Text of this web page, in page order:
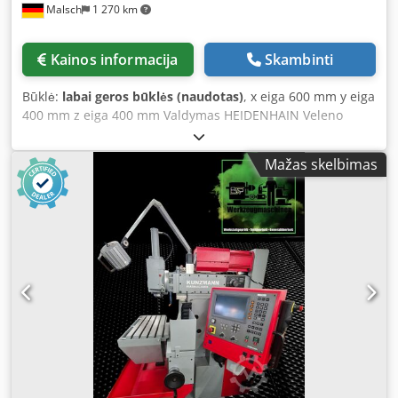
Malsch 1 270 km
Kainos informacija Skambinti
Būklė: labai geros būklės (naudotas), x eiga 600 mm y eiga
400 mm z eiga 400 mm Valdymas HEIDENHAIN Veleno
apsukos - be pakopų 63 - 3150 aps./min. Pinolės eiga 100
mm Įrankio tvirtinimas SK 40 Stalo prispaudimo paviršius
630 x 400 mm Bendras energijos poreikis 8,5 kW Staklių
svoris apie 2,1 t Reikalinga erdvė apie 2,5 x 1,8 x 2,0 m
Dcjdpfx Ajzd Hg Asbnsk Elektrinis rankinis ratukas
Mažas skelbimas